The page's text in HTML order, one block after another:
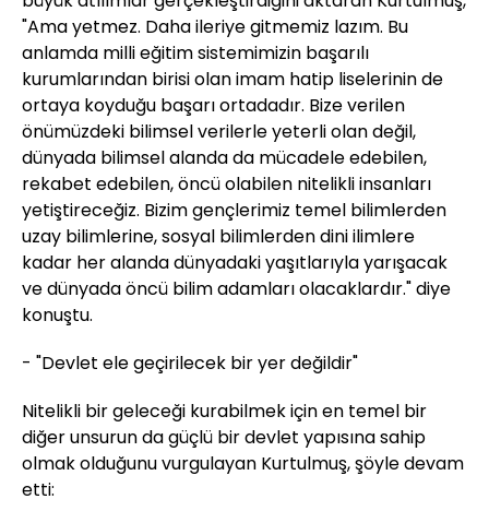
"Ama yetmez. Daha ileriye gitmemiz lazım. Bu
anlamda milli eğitim sistemimizin başarılı
kurumlarından birisi olan imam hatip liselerinin de
ortaya koyduğu başarı ortadadır. Bize verilen
önümüzdeki bilimsel verilerle yeterli olan değil,
dünyada bilimsel alanda da mücadele edebilen,
rekabet edebilen, öncü olabilen nitelikli insanları
yetiştireceğiz. Bizim gençlerimiz temel bilimlerden
uzay bilimlerine, sosyal bilimlerden dini ilimlere
kadar her alanda dünyadaki yaşıtlarıyla yarışacak
ve dünyada öncü bilim adamları olacaklardır." diye
konuştu.
- "Devlet ele geçirilecek bir yer değildir"
Nitelikli bir geleceği kurabilmek için en temel bir
diğer unsurun da güçlü bir devlet yapısına sahip
olmak olduğunu vurgulayan Kurtulmuş, şöyle devam
etti: